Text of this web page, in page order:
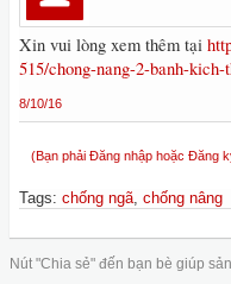
Xin vui lòng xem thêm tại
515/chong-nang-2-banh-
8/10/16
(Bạn phải Đăng nhập hoặc Đăng
Tags: chống ngã, chống nâng
Nút "Chia sẻ" đến bạn bè giúp